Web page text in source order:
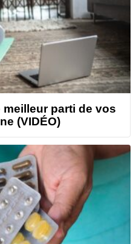
parti de vos
(VIDÉO)